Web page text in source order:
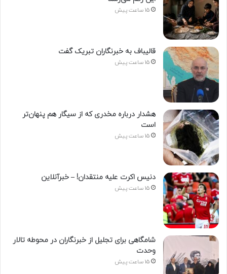
15 ساعت پیش
قالیباف به خبرنگاران تبریک گفت
15 ساعت پیش
هشدار درباره مخدری که از سیگار هم پنهان‌تر
است
15 ساعت پیش
دنیس اکرت علیه منتقدان! – خبرآنلاین
15 ساعت پیش
شامگاهی برای تجلیل از خبرنگاران در محوطه تالار
وحدت
15 ساعت پیش